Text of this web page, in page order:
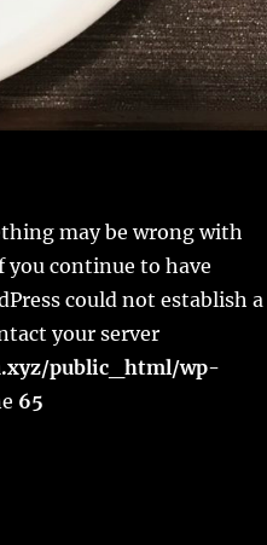
may be wrong with
you continue to have
could not establish a
your server
public_html/wp-
65